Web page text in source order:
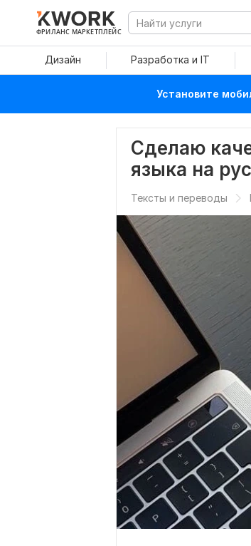
ФРИЛАНС МАРКЕТПЛЕЙС
Дизайн Разработка и IT
Установите
Сделаю
языка на
Тексты и переводы